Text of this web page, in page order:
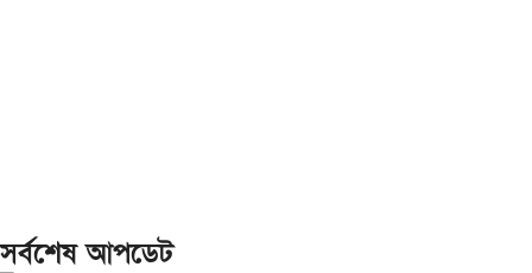
সর্বশেষ আপডেট